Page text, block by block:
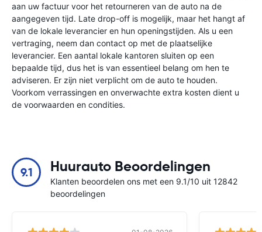
aan uw factuur voor het retourneren van de auto na de
aangegeven tijd. Late drop-off is mogelijk, maar het hangt af
van de lokale leverancier en hun openingstijden. Als u een
vertraging, neem dan contact op met de plaatselijke
leverancier. Een aantal lokale kantoren sluiten op een
bepaalde tijd, dus het is van essentieel belang om hen te
adviseren. Er zijn niet verplicht om de auto te houden.
Voorkom verrassingen en onverwachte extra kosten dient u
de voorwaarden en condities.
9.1 Huurauto Beoordelingen
Klanten beoordelen ons met een 9.1/10 uit 12842
beoordelingen